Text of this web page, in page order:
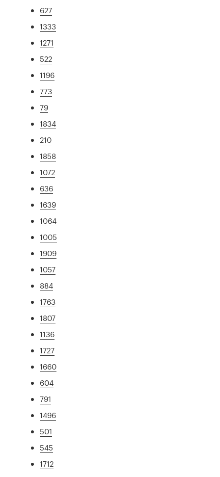
627
1333
1271
522
1196
773
79
1834
210
1858
1072
636
1639
1064
1005
1909
1057
884
1763
1807
1136
1727
1660
604
791
1496
501
545
1712